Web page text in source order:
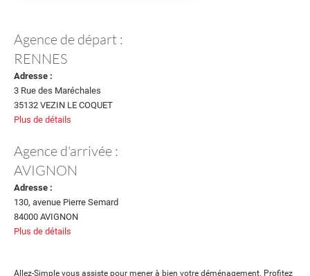
Agence de départ :
RENNES
Adresse :
3 Rue des Maréchales
35132 VEZIN LE COQUET
Plus de détails
Agence d'arrivée :
AVIGNON
Adresse :
130, avenue Pierre Semard
84000 AVIGNON
Plus de détails
Allez-Simple vous assiste pour mener à bien votre déménagement. Profitez